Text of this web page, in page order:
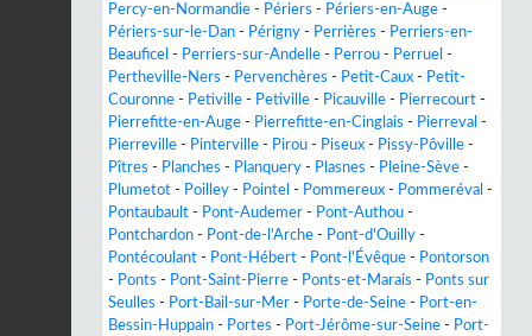
Percy-en-Normandie - Périers - Périers-en-Auge -
Périers-sur-le-Dan - Périgny - Perrières - Perriers-en-
Beauficel - Perriers-sur-Andelle - Perrou - Perruel -
Pertheville-Ners - Pervenchères - Petit-Caux - Petit-
Couronne - Petiville - Petiville - Picauville - Pierrecourt -
Pierrefitte-en-Auge - Pierrefitte-en-Cinglais - Pierreval -
Pierreville - Pinterville - Pirou - Piseux - Pissy-Pôville -
Pîtres - Planches - Planquery - Plasnes - Pleine-Sève -
Plumetot - Poilley - Pointel - Pommereux - Pommeréval -
Pontaubault - Pont-Audemer - Pont-Authou -
Pontchardon - Pont-de-l'Arche - Pont-d'Ouilly -
Pontécoulant - Pont-Hébert - Pont-l'Évêque - Pontorson
- Ponts - Pont-Saint-Pierre - Ponts-et-Marais - Ponts sur
Seulles - Port-Bail-sur-Mer - Porte-de-Seine - Port-en-
Bessin-Huppain - Portes - Port-Jérôme-sur-Seine - Port-